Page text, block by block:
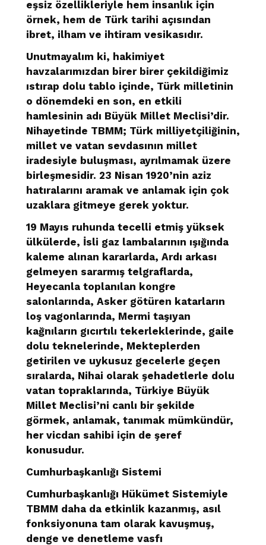
eşsiz özellikleriyle hem insanlık için
örnek, hem de Türk tarihi açısından
ibret, ilham ve ihtiram vesikasıdır.
Unutmayalım ki, hakimiyet
havzalarımızdan birer birer çekildiğimiz
ıstırap dolu tablo içinde, Türk milletinin
o dönemdeki en son, en etkili
hamlesinin adı Büyük Millet Meclisi’dir.
Nihayetinde TBMM; Türk milliyetçiliğinin,
millet ve vatan sevdasının millet
iradesiyle buluşması, ayrılmamak üzere
birleşmesidir. 23 Nisan 1920’nin aziz
hatıralarını aramak ve anlamak için çok
uzaklara gitmeye gerek yoktur.
19 Mayıs ruhunda tecelli etmiş yüksek
ülkülerde, İsli gaz lambalarının ışığında
kaleme alınan kararlarda, Ardı arkası
gelmeyen sararmış telgraflarda,
Heyecanla toplanılan kongre
salonlarında, Asker götüren katarların
loş vagonlarında, Mermi taşıyan
kağnıların gıcırtılı tekerleklerinde, gaile
dolu teknelerinde, Mekteplerden
getirilen ve uykusuz gecelerle geçen
sıralarda, Nihai olarak şehadetlerle dolu
vatan topraklarında, Türkiye Büyük
Millet Meclisi’ni canlı bir şekilde
görmek, anlamak, tanımak mümkündür,
her vicdan sahibi için de şeref
konusudur.
Cumhurbaşkanlığı Sistemi
Cumhurbaşkanlığı Hükümet Sistemiyle
TBMM daha da etkinlik kazanmış, asıl
fonksiyonuna tam olarak kavuşmuş,
denge ve denetleme vasfı